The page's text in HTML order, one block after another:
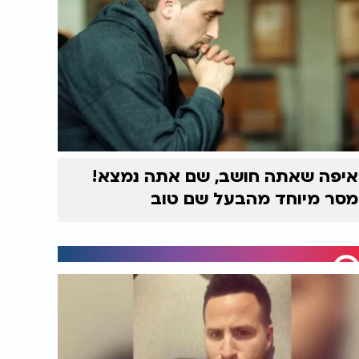
איפה שאתה חושב, שם אתה נמצא!
מסר מיוחד מהבעל שם טוב